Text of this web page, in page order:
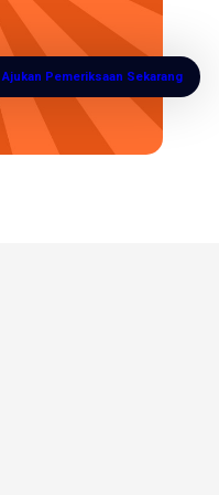
Ajukan Pemeriksaan Sekarang